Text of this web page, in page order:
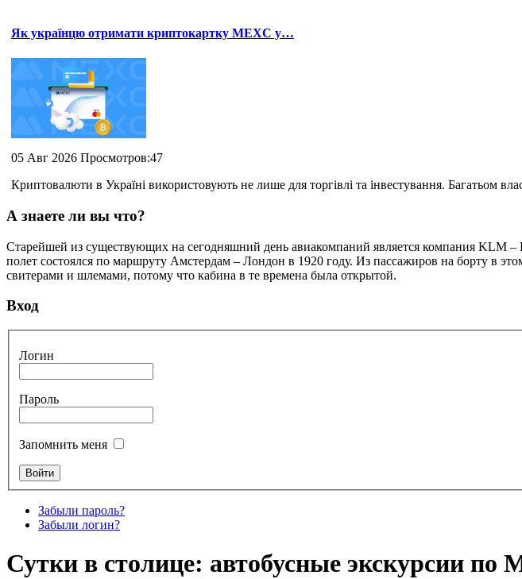
Як українцю отримати криптокартку MEXC у…
05 Авг 2026 Просмотров:47
Криптовалюти в Україні використовують не лише для торгівлі та інвестування. Багатьом
А знаете ли вы что?
Cтарейшей из существующих на сегодняшний день авиакомпаний является компания KLM
полет состоялся по маршруту Амстердам – Лондон в 1920 году. Из пассажиров на борту в
свитерами и шлемами, потому что кабина в те времена была открытой.
Вход
Логин
Пароль
Запомнить меня
Забыли пароль?
Забыли логин?
Сутки в столице: автобусные экскурсии по